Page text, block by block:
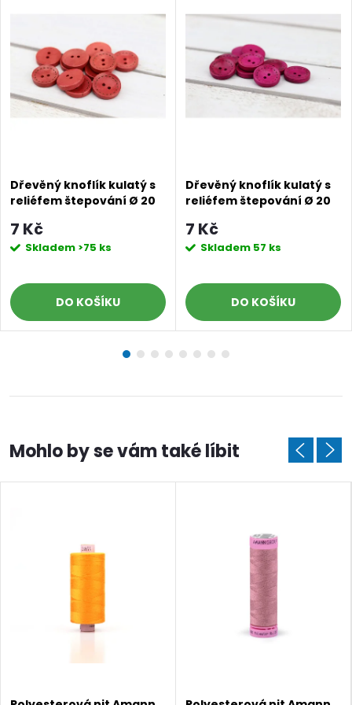
Dřevěný knoflík kulatý s
reliéfem štepování Ø 20
7 Kč
Skladem >75 ks
DO KOŠÍKU
Dřevěný knoflík kulatý s
reliéfem štepování Ø 20
7 Kč
Skladem 57 ks
DO KOŠÍKU